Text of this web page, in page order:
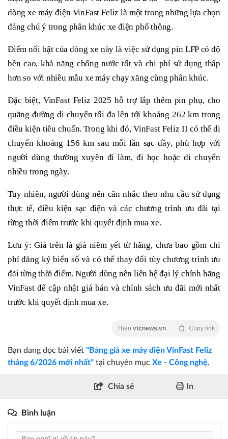
dòng xe máy điện VinFast Feliz là một trong những lựa chọn
đáng chú ý trong phân khúc xe điện phổ thông.
Điểm nổi bật của dòng xe này là việc sử dụng pin LFP có độ
bền cao, khả năng chống nước tốt và chi phí sử dụng thấp
hơn so với nhiều mẫu xe máy chạy xăng cùng phân khúc.
Đặc biệt, VinFast Feliz 2025 hỗ trợ lắp thêm pin phụ, cho
quãng đường di chuyển tối đa lên tới khoảng 262 km trong
điều kiện tiêu chuẩn. Trong khi đó, VinFast Feliz II có thể di
chuyển khoảng 156 km sau mỗi lần sạc đầy, phù hợp với
người dùng thường xuyên đi làm, đi học hoặc di chuyển
nhiều trong ngày.
Tuy nhiên, người dùng nên cân nhắc theo nhu cầu sử dụng
thực tế, điều kiện sạc điện và các chương trình ưu đãi tại
từng thời điểm trước khi quyết định mua xe.
Lưu ý: Giá trên là giá niêm yết từ hãng, chưa bao gồm chi
phí đăng ký biển số và có thể thay đổi tùy chương trình ưu
đãi từng thời điểm. Người dùng nên liên hệ đại lý chính hãng
VinFast để cập nhật giá bán và chính sách ưu đãi mới nhất
trước khi quyết định mua xe.
Theo vtcnews.vn Copy link
Bạn đang đọc bài viết "Bảng giá xe máy điện VinFast Feliz
tháng 6/2026 mới nhất" tại chuyên mục Xe - Công nghệ.
Chia sẻ In
Bình luận